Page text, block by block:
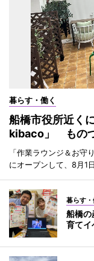
暮らす・働く
船橋市役所近く
kibaco」 もの
「作業ラウンジ＆お守
にオープンして、8月1
暮らす・
船橋
育てイ